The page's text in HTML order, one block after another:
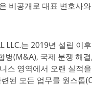
비공개로 대표 변호사
LLC.는 2019년 설립 이
(M&A), 국제 분쟁 해
스 영역에서 오랜 실적
된 모든 업무를 원스톱